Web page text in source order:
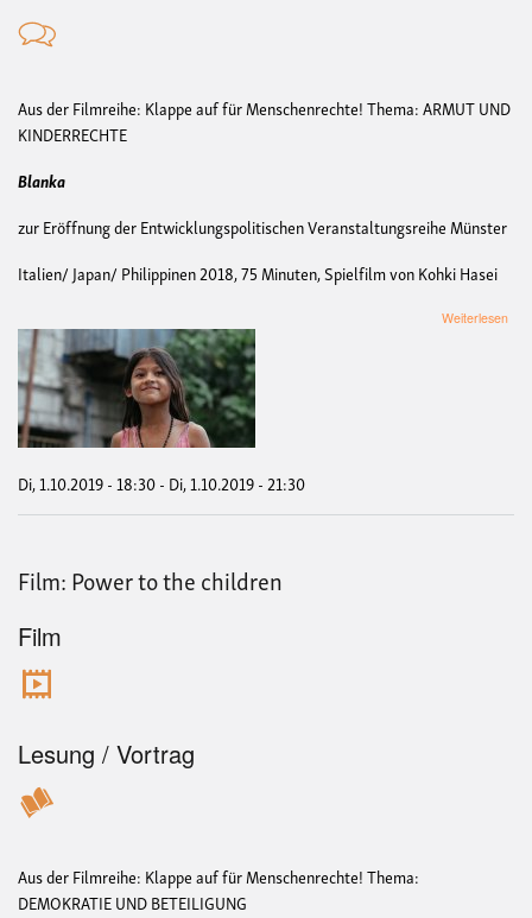
Aus der Filmreihe: Klappe auf für Menschenrechte!Thema: ARMUT UND
KINDERRECHTE
Blanka
zur Eröffnung der Entwicklungspolitischen Veranstaltungsreihe Münster
Italien/ Japan/ Philippinen 2018, 75 Minuten, Spielfilm von Kohki Hasei
Weiterlesen
Di, 1.10.2019 - 18:30- Di, 1.10.2019 - 21:30
Film: Power to the children
Film
Lesung / Vortrag
Aus der Filmreihe: Klappe auf für Menschenrechte!Thema:
DEMOKRATIE UND BETEILIGUNG